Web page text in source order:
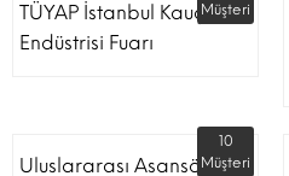
TÜYAP İstanbul Kauçuk
Endüstrisi Fuarı
Müşteri
Uluslararası Asansör
10
Müşteri